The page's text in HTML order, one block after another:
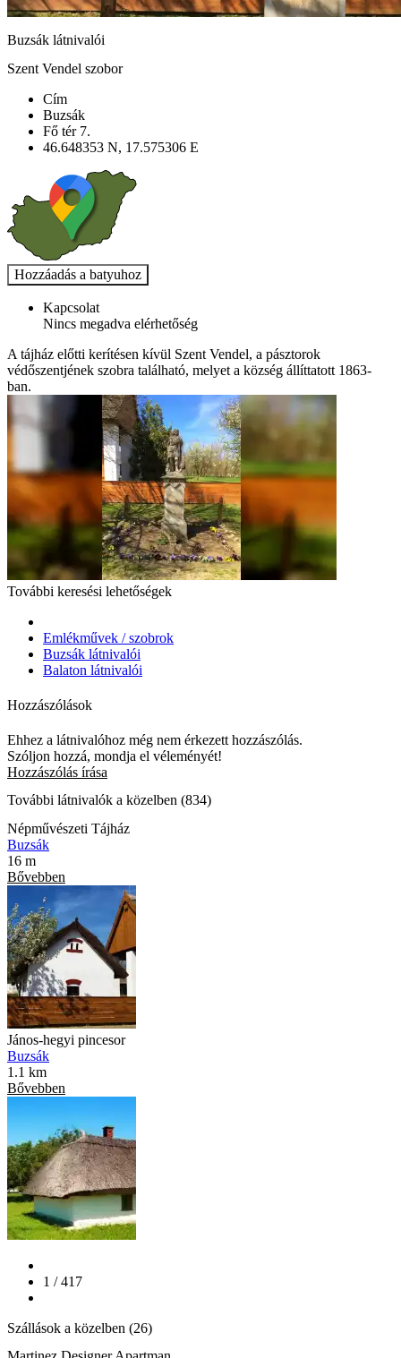
Buzsák látnivalói
Szent Vendel szobor
Cím
Buzsák
Fő tér 7.
46.648353 N, 17.575306 E
Kapcsolat
Nincs megadva elérhetőség
A tájház előtti kerítésen kívül Szent Vendel, a pásztorok
védőszentjének szobra található, melyet a község állíttatott 1863-
ban.
További keresési lehetőségek
Emlékművek / szobrok
Buzsák látnivalói
Balaton látnivalói
Hozzászólások
Ehhez a látnivalóhoz még nem érkezett hozzászólás.
Szóljon hozzá, mondja el véleményét!
Hozzászólás írása
További látnivalók a közelben (834)
Népművészeti Tájház
Buzsák
16 m
Bővebben
János-hegyi pincesor
Buzsák
1.1 km
Bővebben
1 / 417
Szállások a közelben (26)